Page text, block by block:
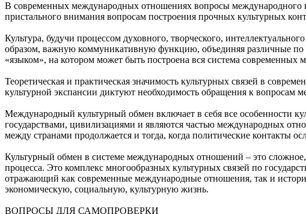
В современных международных отношениях вопросы международного
пристального внимания вопросам построения прочных культурных
Культура, будучи процессом духовного, творческого,
образом, важную коммуникативную функцию, объединяя различные по
«языком», на котором может быть построена вся система
Теоретическая и практическая значимость культурных связей в
культурной экспансии диктуют необходимость обращения к
Международный культурный обмен включает в себя все особенности
государствами, цивилизациями и являются частью международных
между странами продолжается и тогда, когда политические контакты
Культурный обмен в системе международных отношений – это
процесса. Это комплекс многообразных культурных связей по
отражающий как современные международные отношения, так и
экономическую, социальную, культурную жизнь.
ВОПРОСЫ ДЛЯ САМОПРОВЕРКИ